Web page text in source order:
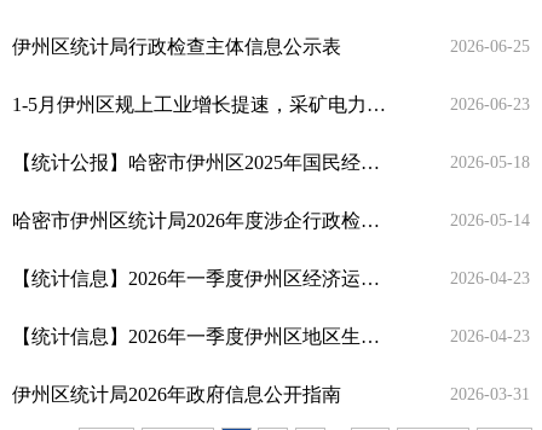
伊州区统计局行政检查主体信息公示表 2026-06-25
1-5月伊州区规上工业增长提速，采矿电力稳盘作用突出 2026-06-23
【统计公报】哈密市伊州区2025年国民经济和社会发展统计公报 2026-05-18
哈密市伊州区统计局2026年度涉企行政检查计划 2026-05-14
【统计信息】2026年一季度伊州区经济运行总体平稳 2026-04-23
【统计信息】2026年一季度伊州区地区生产总值增长6.4% 2026-04-23
伊州区统计局2026年政府信息公开指南 2026-03-31